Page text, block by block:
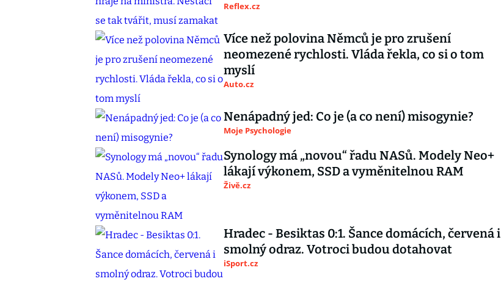
Reflex.cz
Více než polovina Němců je pro zrušení
neomezené rychlosti. Vláda řekla, co si o tom
myslí
Auto.cz
Nenápadný jed: Co je (a co není) misogynie?
Moje Psychologie
Synology má „novou“ řadu NASů. Modely Neo+
lákají výkonem, SSD a vyměnitelnou RAM
Živě.cz
Hradec - Besiktas 0:1. Šance domácích, červená i
smolný odraz. Votroci budou dotahovat
iSport.cz